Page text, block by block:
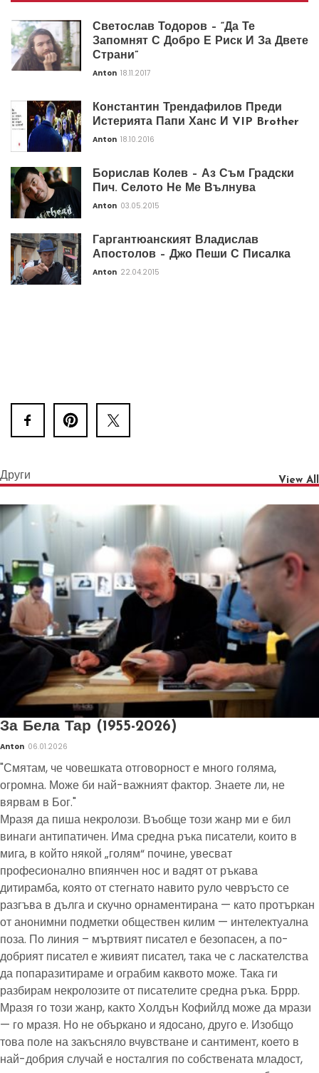
Светослав Тодоров – “Да Те
Запомнят С Добро Е Риск И За Двете
Страни”
Anton 18.11.2017
Константин Трендафилов Преди
Истерията Папи Ханс И VIP Brother
Anton 18.10.2016
Борислав Колев – Аз Съм Градски
Пич. Селото Не Ме Вълнува
Anton 03.05.2015
Гаргантюанският Владислав
Апостолов – Джо Пеши С Писалка
Anton 22.04.2015
Други View All
За Бела Тар (1955-2026)
Anton 06.01.2026
"Смятам, че човешката отговорност е много голяма,
огромна. Може би най-важният фактор. Знаете ли, не
вярвам в Бог."
Мразя да пиша некролози. Въобще този жанр ми е бил
винаги антипатичен. Има средна ръка писатели, които в
мига, в който някой „голям“ почине, увесват
професионално впиянчен нос и вадят от ръкава
дитирамба, която от стегнато навито руло чевръсто се
разгъва в дълга и скучно орнаментирана — като протъркан
от анонимни подметки обществен килим — интелектуална
поза. По линия – мъртвият писател е безопасен, а по-
добрият писател е живият писател, така че с ласкателства
да попаразитираме и ограбим каквото може. Така ги
разбирам некролозите от писателите средна ръка. Бррр.
Мразя го този жанр, както Холдън Кофийлд може да мрази
— го мразя. Но не объркано и ядосано, друго е. Изобщо
това поле на закъсняло вчувстване и сантимент, което в
най-добрия случай е носталгия по собствената младост,